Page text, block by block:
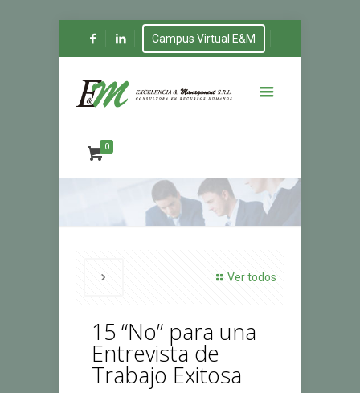
Campus Virtual E&M
0
Ver todos
15 “No” para una
Entrevista de
Trabajo Exitosa